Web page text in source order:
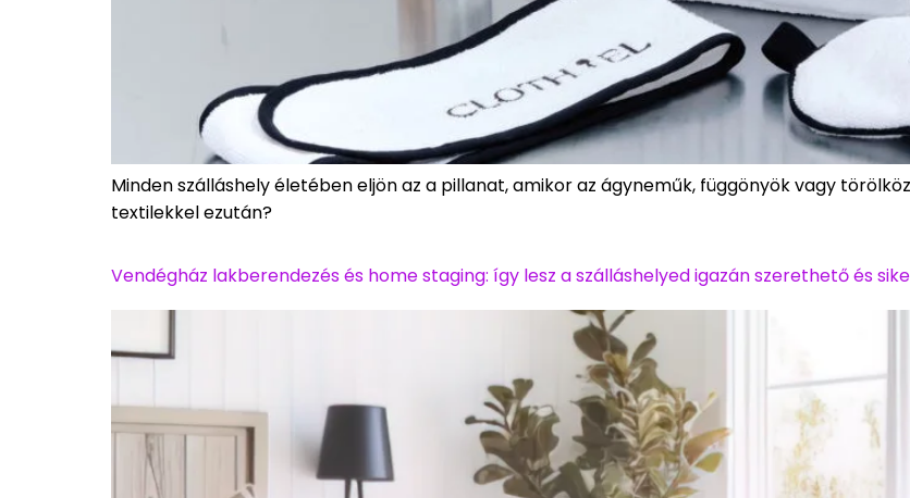
Minden szálláshely életében eljön az a pillanat, amikor az ágyneműk, függönyök vagy
textilekkel ezután?
Vendégház lakberendezés és home staging: így lesz a szálláshelyed igazán szerethető és